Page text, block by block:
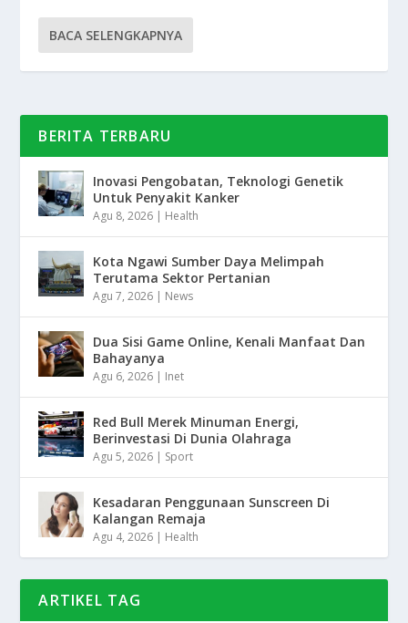
BACA SELENGKAPNYA
BERITA TERBARU
Inovasi Pengobatan, Teknologi Genetik
Untuk Penyakit Kanker
Agu 8, 2026 | Health
Kota Ngawi Sumber Daya Melimpah
Terutama Sektor Pertanian
Agu 7, 2026 | News
Dua Sisi Game Online, Kenali Manfaat Dan
Bahayanya
Agu 6, 2026 | Inet
Red Bull Merek Minuman Energi,
Berinvestasi Di Dunia Olahraga
Agu 5, 2026 | Sport
Kesadaran Penggunaan Sunscreen Di
Kalangan Remaja
Agu 4, 2026 | Health
ARTIKEL TAG